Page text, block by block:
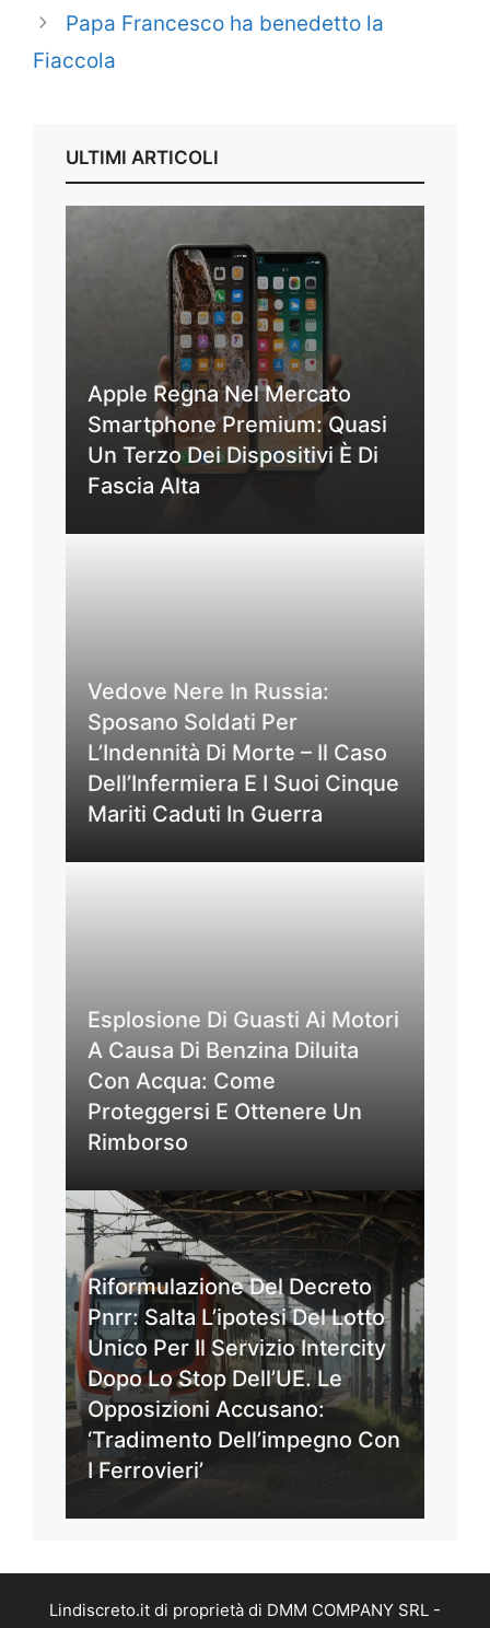
Papa Francesco ha benedetto la
Fiaccola
ULTIMI ARTICOLI
Apple Regna Nel Mercato
Smartphone Premium: Quasi
Un Terzo Dei Dispositivi È Di
Fascia Alta
Vedove Nere In Russia:
Sposano Soldati Per
L’Indennità Di Morte – Il Caso
Dell’Infermiera E I Suoi Cinque
Mariti Caduti In Guerra
Esplosione Di Guasti Ai Motori
A Causa Di Benzina Diluita
Con Acqua: Come
Proteggersi E Ottenere Un
Rimborso
Riformulazione Del Decreto
Pnrr: Salta L’ipotesi Del Lotto
Unico Per Il Servizio Intercity
Dopo Lo Stop Dell’UE. Le
Opposizioni Accusano:
‘Tradimento Dell’impegno Con
I Ferrovieri’
Lindiscreto.it di proprietà di DMM COMPANY SRL -